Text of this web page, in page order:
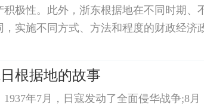
积极性。此外，浙东根据地在不同时期、
，实施不同方式、方法和程度的财政经济
经济斗争的同时，保护人民群众的利益，
根据地的故事
1937年7月，日寇发动了全面侵华战争;8